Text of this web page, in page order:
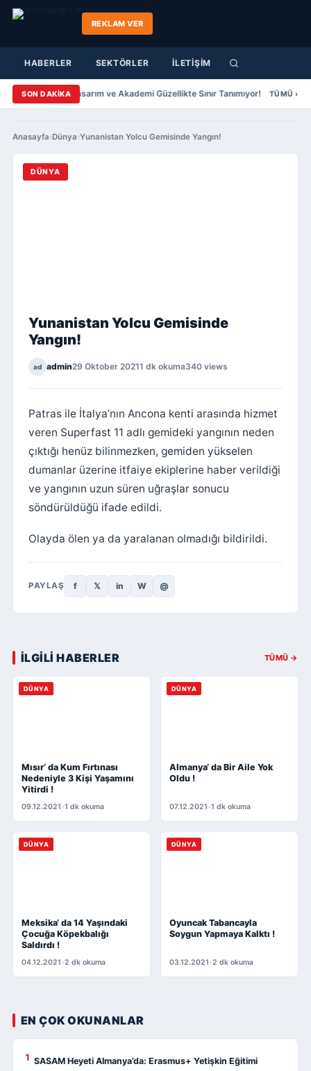
REKLAM VER
HABERLER SEKTÖRLER İLETİŞİM
SON DAKİKA
Yazıcıer Saç Tasarım ve Akademi Güzellikte Sınır Tanımıyor! Şenol
TÜMÜ ›
Anasayfa›Dünya›Yunanistan Yolcu Gemisinde Yangın!
DÜNYA
Yunanistan Yolcu Gemisinde
Yangın!
ad admin29 Oktober 20211 dk okuma340 views
Patras ile İtalya’nın Ancona kenti arasında hizmet
veren Superfast 11 adlı gemideki yangının neden
çıktığı henüz bilinmezken, gemiden yükselen
dumanlar üzerine itfaiye ekiplerine haber verildiği
ve yangının uzun süren uğraşlar sonucu
söndürüldüğü ifade edildi.
Olayda ölen ya da yaralanan olmadığı bildirildi.
PAYLAŞ f 𝕏 in W @
İLGİLİ HABERLER TÜMÜ →
DÜNYA
Mısır‘ da Kum Fırtınası
Nedeniyle 3 Kişi Yaşamını
Yitirdi !
09.12.2021•1 dk okuma
DÜNYA
Almanya‘ da Bir Aile Yok
Oldu !
07.12.2021•1 dk okuma
DÜNYA
Meksika‘ da 14 Yaşındaki
Çocuğa Köpekbalığı
Saldırdı !
04.12.2021•2 dk okuma
DÜNYA
Oyuncak Tabancayla
Soygun Yapmaya Kalktı !
03.12.2021•2 dk okuma
EN ÇOK OKUNANLAR
1 SASAM Heyeti Almanya’da: Erasmus+ Yetişkin Eğitimi